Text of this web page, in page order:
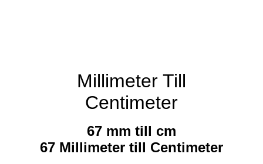
Millimeter Till
Centimeter
67 mm till cm
67 Millimeter till Centimeter